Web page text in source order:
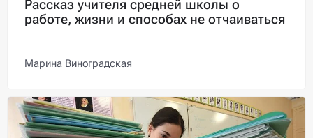
Рассказ учителя средней школы о
работе, жизни и способах не отчаиваться
Марина Виноградская